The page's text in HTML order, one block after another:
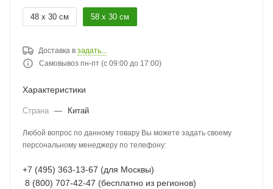
48 х 30 см 58 х 30 см
Доставка в задать...
Самовывоз пн-пт (с 09:00 до 17:00)
Характеристики
Страна — Китай
Любой вопрос по данному товару Вы можете задать своему
персональному менеджеру по телефону:
+7 (495) 363-13-67 (для Москвы)
8 (800) 707-42-47 (бесплатно из регионов)